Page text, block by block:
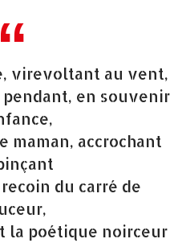
virevoltant au vent,
en souvenir
maman, accrochant
du carré de
la poétique noirceur